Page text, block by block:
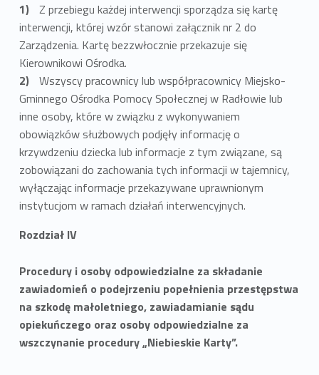
Z przebiegu każdej interwencji sporządza się kartę
interwencji, której wzór stanowi załącznik nr 2 do
Zarządzenia. Kartę bezzwłocznie przekazuje się
Kierownikowi Ośrodka.
Wszyscy pracownicy lub współpracownicy Miejsko-
Gminnego Ośrodka Pomocy Społecznej w Radłowie lub
inne osoby, które w związku z wykonywaniem
obowiązków służbowych podjęły informację o
krzywdzeniu dziecka lub informacje z tym związane, są
zobowiązani do zachowania tych informacji w tajemnicy,
wyłączając informacje przekazywane uprawnionym
instytucjom w ramach działań interwencyjnych.
Rozdział IV
Procedury i osoby odpowiedzialne za składanie
zawiadomień o podejrzeniu popełnienia przestępstwa
na szkodę małoletniego, zawiadamianie sądu
opiekuńczego oraz osoby odpowiedzialne za
wszczynanie procedury „Niebieskie Karty”.